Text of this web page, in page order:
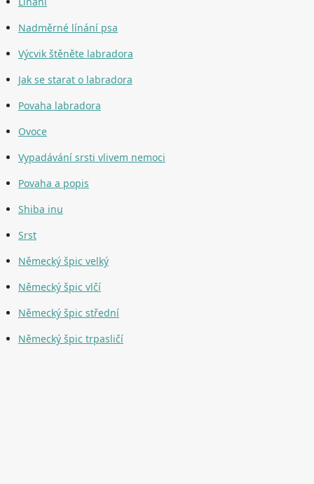
Nadměrné línání psa
Výcvik štěněte labradora
Jak se starat o labradora
Povaha labradora
Ovoce
Vypadávání srsti vlivem nemoci
Povaha a popis
Shiba inu
Srst
Německý špic velký
Německý špic vlčí
Německý špic střední
Německý špic trpasličí